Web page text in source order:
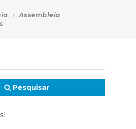
Assembleia
Pesquisar